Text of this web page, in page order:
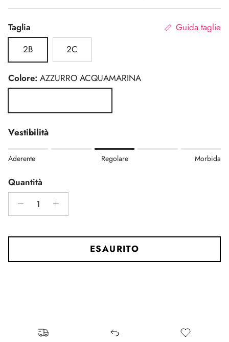
Taglia
Guida taglie
2B
2C
Colore: AZZURRO ACQUAMARINA
Vestibilità
Rating of 1 means Aderente.
Rating of 5 means Morbida.
The rating of this product for "" is 3.
Aderente Regolare Morbida
Quantità
ESAURITO